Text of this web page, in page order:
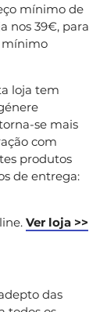
mínimo de
nos 39€, para
mínimo
loja tem
se mais
com
produtos
de entrega:
Ver loja >>
das